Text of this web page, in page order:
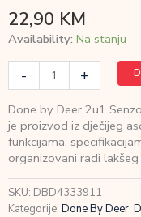
22,90 KM
Availability: Na stanju
-
2u1
Senzorna
zvečka
s
grickalicom
Birdee
Power
+
Done by Deer 2u1
je proizvod iz dječijeg
funkcijama,
organizovani radi
SKU: DBD4333911
Kategorije: Done By Deer,